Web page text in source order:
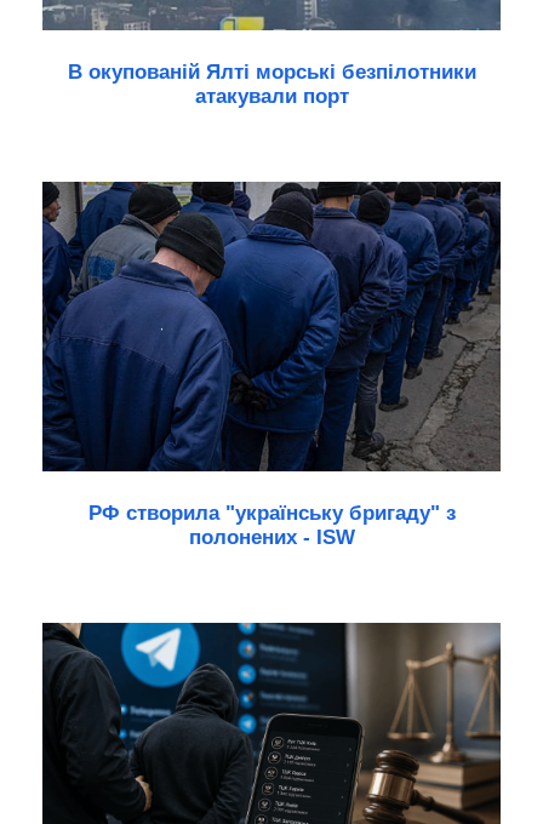
В окупованій Ялті морські безпілотники
атакували порт
РФ створила "українську бригаду" з
полонених - ISW